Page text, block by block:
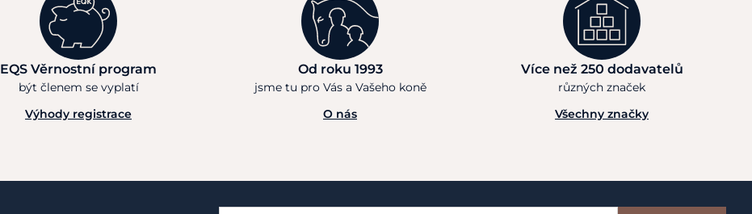
EQS Věrnostní program
být členem se vyplatí
Výhody registrace
Od roku 1993
jsme tu pro Vás a Vašeho koně
O nás
Více než 250 dodavatelů
různých značek
Všechny značky